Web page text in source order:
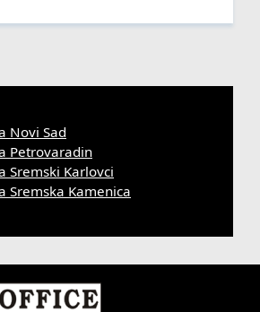
Novi Sad
Petrovaradin
Sremski Karlovci
Sremska Kamenica